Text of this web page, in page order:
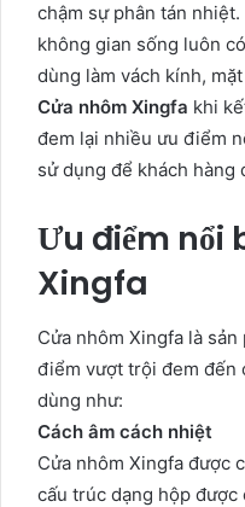
chậm sự phân tán
không gian sống luôn
dùng làm vách kính,
Cửa nhôm Xingfa khi
đem lại nhiều ưu điểm
sử dụng để khách hàng
Ưu điểm nổi
Xingfa
Cửa nhôm Xingfa là
điểm vượt trội đem đến
dùng như:
Cách âm cách nhiệt
Cửa nhôm Xingfa được
cấu trúc dạng hộp